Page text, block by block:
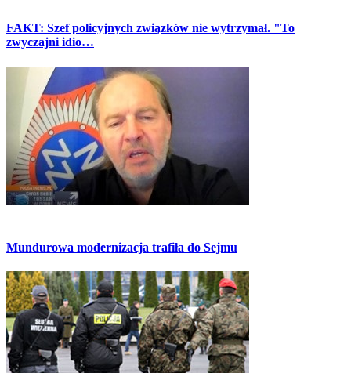
FAKT: Szef policyjnych związków nie wytrzymał. "To
zwyczajni idio…
Mundurowa modernizacja trafiła do Sejmu